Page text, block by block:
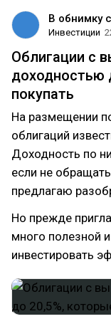
В обнимку
Инвестиции
Облигации с
доходностью
покупать
На размещении
облигаций
Доходность по
если не
предлагаю
Но прежде
много полезной
инвестировать